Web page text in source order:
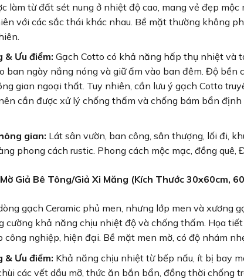
làm từ đất sét nung ở nhiệt độ cao, mang vẻ đẹp mộc
với các sắc thái khác nhau. Bề mặt thường không
& Ưu điểm: Gạch Cotto có khả năng hấp thụ nhiệt và
ban ngày nắng nóng và giữ ấm vào ban đêm. Độ bền
gian ngoại thất. Tuy nhiên, cần lưu ý gạch Cotto
cần được xử lý chống thấm và chống bám bẩn
gian: Lát sân vườn, ban công, sân thượng, lối đi,
phong cách rustic. Phong cách mộc mạc, đồng quê,
Giả Bê Tông/Giả Xi Măng (Kích Thước 30x60cm,
gạch Ceramic phủ men, nhưng lớp men và xương
cường khả năng chịu nhiệt độ và chống thấm. Họa
công nghiệp, hiện đại. Bề mặt men mờ, có độ nhám
& Ưu điểm: Khả năng chịu nhiệt từ bếp nấu, ít bị bay
các vết dầu mỡ, thức ăn bắn bẩn, đồng thời chống